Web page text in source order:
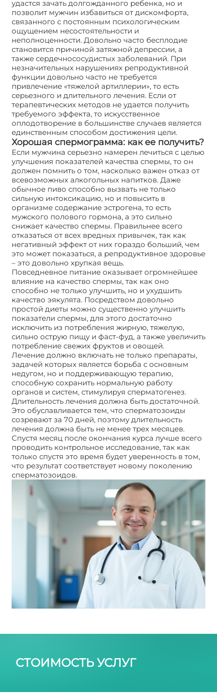
удастся зачать долгожданного ребенка, но и
позволит мужчин избавиться от дискомфорта,
связанного с постоянным психологическим
ощущением несостоятельности и
неполноценности. Довольно часто бесплодие
становится причиной затяжной депрессии, а
также сердечнососудистых заболеваний. При
незначительных нарушениях репродуктивной
функции довольно часто не требуется
привлечение «тяжелой артиллерии», то есть
серьезного и длительного лечения. Если от
терапевтических методов не удается получить
требуемого эффекта, то искусственное
оплодотворение в большинстве случаев является
единственным способом достижения цели.
Хорошая спермограмма: как ее получить?
Если мужчина серьезно намерен лечиться с целью
улучшения показателей качества спермы, то он
должен помнить о том, насколько важен отказ от
всевозможных алкогольных напитков. Даже
обычное пиво способно вызвать не только
сильную интоксикацию, но и повысить в
организме содержание эстрогена, то есть
мужского полового гормона, а это сильно
снижает качество спермы. Правильнее всего
отказаться от всех вредных привычек, так как
негативный эффект от них гораздо больший, чем
это может показаться, а репродуктивное здоровье
– это довольно хрупкая вещь.
Повседневное питание оказывает огромнейшее
влияние на качество спермы, так как оно
способно не только улучшить, но и ухудшить
качество эякулята. Посредством довольно
простой диеты можно существенно улучшить
показатели спермы, для этого достаточно
исключить из потребления жирную, тяжелую,
сильно острую пищу и фаст-фуд, а также увеличить
потребление свежих фруктов и овощей.
Лечение должно включать не только препараты,
задачей которых является борьба с основным
недугом, но и поддерживающую терапию,
способную сохранить нормальную работу
органов и систем, стимулируя сперматогенез.
Длительность лечения должна быть достаточной.
Это обуславливается тем, что сперматозоиды
созревают за 70 дней, поэтому длительность
лечения должна быть не менее трех месяцев.
Спустя месяц после окончания курса лучше всего
проводить контрольное исследование, так как
только спустя это время будет уверенность в том,
что результат соответствует новому поколению
сперматозоидов.
СТОИМОСТЬ УСЛУГ